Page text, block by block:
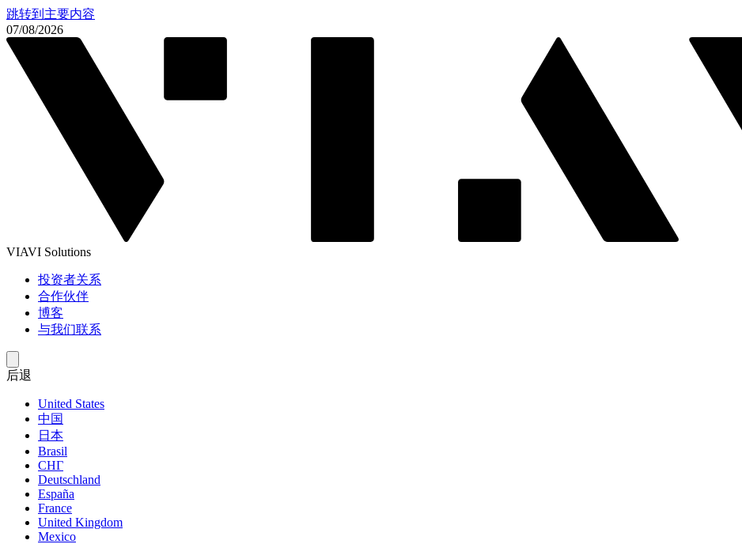
跳转到主要内容
07/08/2026
VIAVI Solutions
投资者关系
合作伙伴
博客
与我们联系
后退
United States
中国
日本
Brasil
СНГ
Deutschland
España
France
United Kingdom
Mexico